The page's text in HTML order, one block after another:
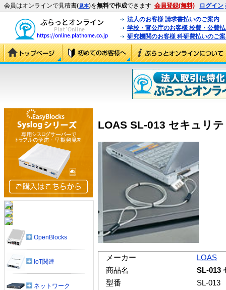
会員はオンラインで見積書(見本)を無料で作成できます 会員登録(無料) ログイン
法人のお客様 請求書払いのご案内
学校・官公庁のお客様 校費・公費
研究機関のお客様 科研費払いのご
LOAS SL-013 セキュリ
メーカー
LOAS
商品名
SL-013
型番
SL-013
OpenBlocks
IoT関連
ネットワーク